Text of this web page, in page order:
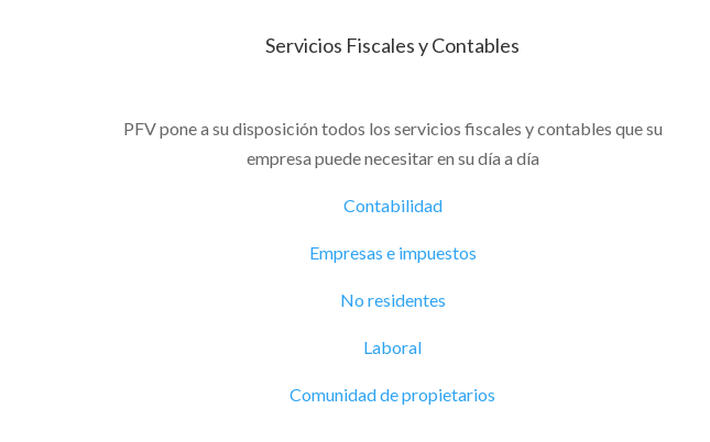
Servicios Fiscales y Contables
PFV pone a su disposición todos los servicios fiscales y contables que su
empresa puede necesitar en su día a día
Contabilidad
Empresas e impuestos
No residentes
Laboral
Comunidad de propietarios